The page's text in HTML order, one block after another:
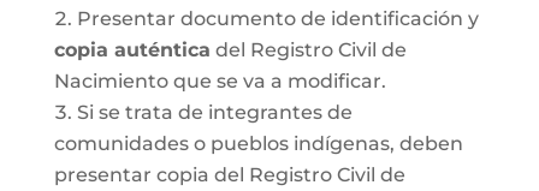
Presentar documento de identificación y
copia auténtica del Registro Civil de
Nacimiento que se va a modificar.
Si se trata de integrantes de
comunidades o pueblos indígenas, deben
presentar copia del Registro Civil de